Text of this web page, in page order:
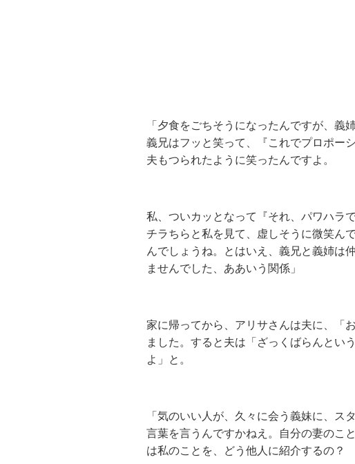
「夕食をごちそうになったんですが、義
義兄はフッと笑って、『これでプロポー
夫もつられたように笑ったんですよ。
私、ついカッとなって『それ、パワハラ
チラちらと私を見て、虚しそうに微笑ん
んでしょうね。とはいえ、義兄と義姉は
ませんでした、ああいう関係」
家に帰ってから、アリサさんは夫に、「
ました。すると夫は「ざっくばらんとい
よ」と。
「気のいい人が、久々に会う義妹に、ス
言葉を言うんですかねえ。自分の妻のこ
は私のことを、どう他人に紹介するの？